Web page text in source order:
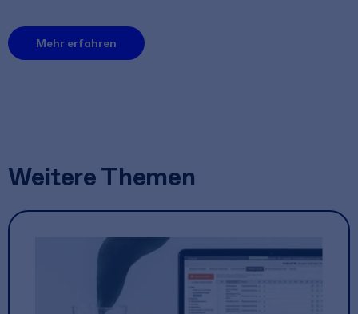
Mehr erfahren
Weitere Themen